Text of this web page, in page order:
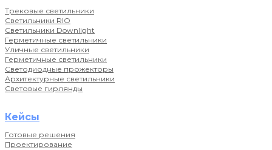
Трековые светильники
Светильники RIO
Светильники Downlight
Герметичные светильники
Уличные светильники
Герметичные светильники
Светодиодные прожекторы
Архитектурные светильники
Световые гирлянды
Кейсы
Готовые решения
Проектирование